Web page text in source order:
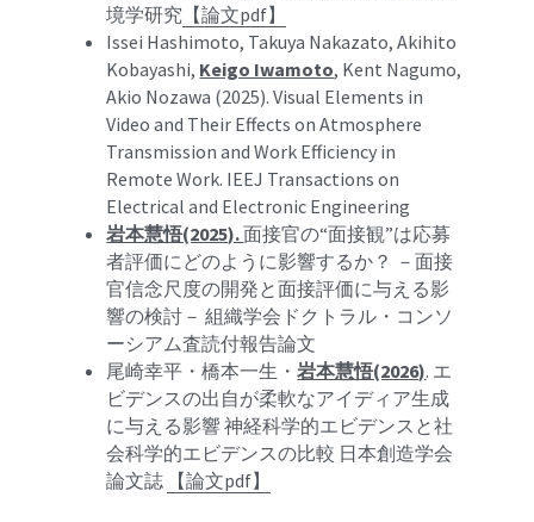
境学研究 【論文pdf】
Issei Hashimoto, Takuya Nakazato, Akihito
Kobayashi, Keigo Iwamoto, Kent Nagumo,
Akio Nozawa (2025). Visual Elements in
Video and Their Effects on Atmosphere
Transmission and Work Efficiency in
Remote Work. IEEJ Transactions on
Electrical and Electronic Engineering
岩本慧悟(2025). 面接官の“面接観”は応募
者評価にどのように影響するか？ －面接
官信念尺度の開発と面接評価に与える影
響の検討－ 組織学会ドクトラル・コンソ
ーシアム査読付報告論文
尾崎幸平・橋本一生・岩本慧悟(2026). エ
ビデンスの出自が柔軟なアイディア生成
に与える影響 神経科学的エビデンスと社
会科学的エビデンスの比較 日本創造学会
論文誌
【論文pdf】